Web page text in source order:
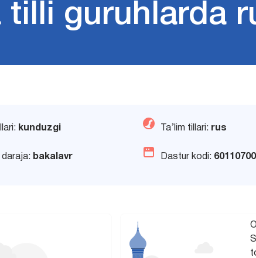
tilli guruhlarda
kunduzgi
daraja: bakalavr
Ta’lim tillari: rus
Dastur kodi: 60110700